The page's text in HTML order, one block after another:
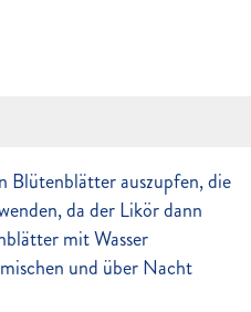
Blütenblätter auszupfen, die
da der Likör dann
mit Wasser
mischen und über Nacht